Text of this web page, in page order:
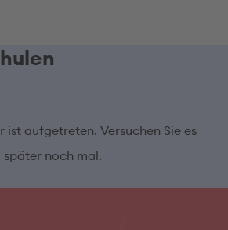
ist aufgetreten. Versuchen Sie es
später noch mal.